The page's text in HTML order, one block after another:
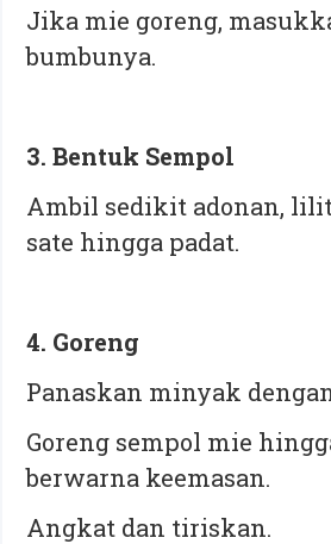
Jika mie goreng,
bumbunya.
3. Bentuk Sempol
Ambil sedikit adonan,
sate hingga padat.
⁠4. Goreng
Panaskan minyak
Goreng sempol mie
berwarna keemasan.
Angkat dan tiriskan.